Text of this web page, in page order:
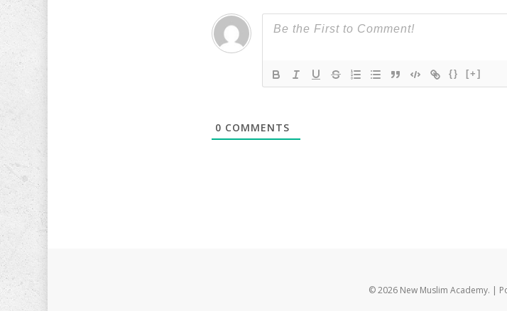
{} [+]
0 COMMENTS
© 2026 New Muslim Academy. |